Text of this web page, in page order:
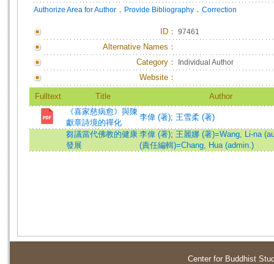
Authorize Area for Author ． Provide Bibliography ． Correction
ID ： 97461
Alternative Names：
Category：
Individual Author
Website：
Fulltext Title
Author
《喜家慈病愈》與陳
獻章詩境的禪化
李偉 (著); 王雪柔 (著)
芻議當代佛教的健康
發展
李偉 (著); 王麗娜 (著)=Wang, Li-na
(責任編輯)=Chang, Hua (admin.)
Center for Buddhist